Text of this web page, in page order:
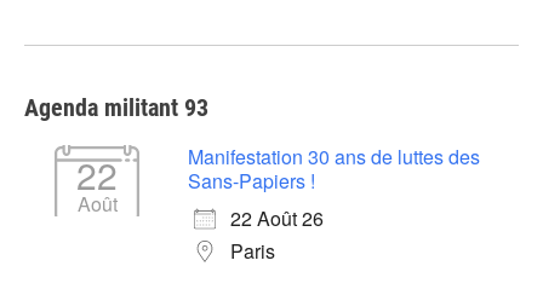
Agenda militant 93
22
Août
Manifestation 30 ans de luttes des
Sans-Papiers !
22 Août 26
Paris